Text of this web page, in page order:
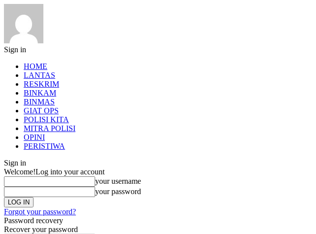
Sign in
HOME
LANTAS
RESKRIM
BINKAM
BINMAS
GIAT OPS
POLISI KITA
MITRA POLISI
OPINI
PERISTIWA
Sign in
Welcome!Log into your account
your username
your password
Forgot your password?
Password recovery
Recover your password